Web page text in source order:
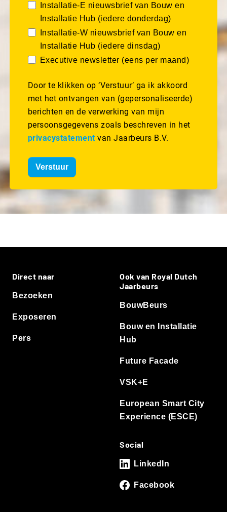
Installatie-E nieuwsbrief van Bouw en
Installatie Hub (iedere donderdag)
Installatie-W nieuwsbrief van Bouw en
Installatie Hub (iedere dinsdag)
Executive newsletter (eens per maand)
Door te klikken op ‘Verstuur’ ga ik akkoord
met het ontvangen van (gepersonaliseerde)
berichten en de verwerking van mijn
persoonsgegevens zoals beschreven in het
privacystatementvan Jaarbeurs B.V.
Verstuur
Direct naar
Bezoeken
Exposeren
Pers
Ook van Royal Dutch
Jaarbeurs
BouwBeurs
Bouw en Installatie
Hub
Future Facade
VSK+E
European Smart City
Experience (ESCE)
Social
LinkedIn
Facebook